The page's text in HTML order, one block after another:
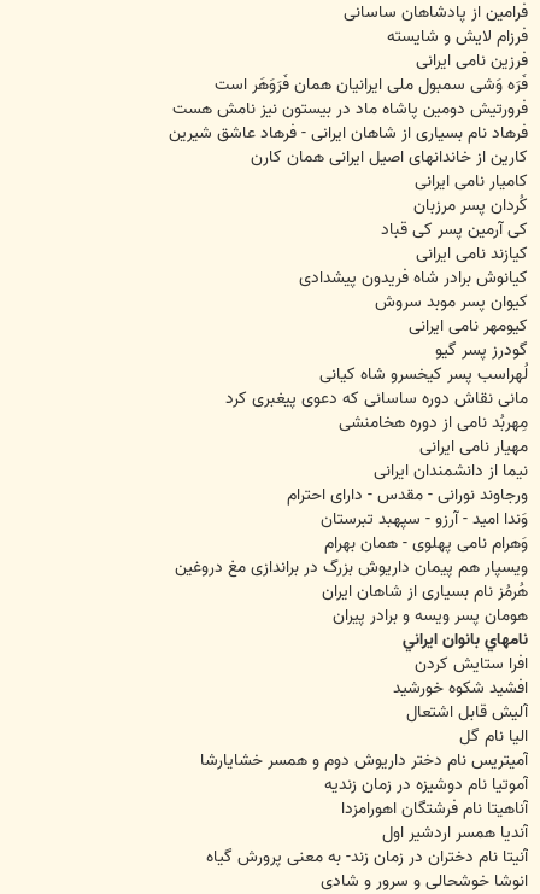
فرامین از پادشاهان ساسانی
فرزام لایش و شایسته
فرزین نامی ایرانی
فَرَه وَشی سمبول ملی ایرانیان همان فَرَوَهَر است
فرورتیش دومین پاشاه ماد در بیستون نیز نامش هست
فرهاد نام بسیاری از شاهان ایرانی - فرهاد عاشق شیرین
کارین از خاندانهای اصیل ایرانی همان کارن
کامیار نامی ایرانی
کُردان پسر مرزبان
کی آرمین پسر کی قباد
کیازند نامی ایرانی
کیانوش برادر شاه فریدون پیشدادی
کیوان پسر موبد سروش
کیومهر نامی ایرانی
گودرز پسر گیو
لُهراسب پسر کیخسرو شاه کیانی
مانی نقاش دوره ساسانی که دعوی پیغبری کرد
مِهربُد نامی از دوره هخامنشی
مهیار نامی ایرانی
نیما از دانشمندان ایرانی
ورجاوند نورانی - مقدس - دارای احترام
وَندا امید - آرزو - سپهبد تبرستان
وَهرام نامی پهلوی - همان بهرام
ویسپار هم پیمان داریوش بزرگ در براندازی مغ دروغین
هُرمُز نام بسیاری از شاهان ایران
هومان پسر ویسه و برادر پیران
نامهاي بانوان ايراني
افرا ستایش کردن
افشید شکوه خورشید
آلیش قابل اشتعال
الیا نام گل
آمیتریس نام دختر داریوش دوم و همسر خشایارشا
آموتیا نام دوشیزه در زمان زندیه
آناهیتا نام فرشتگان اهورامزدا
آندیا همسر اردشیر اول
آنیتا نام دختران در زمان زند- به معنی پرورش گیاه
انوشا خوشحالی و سرور و شادی